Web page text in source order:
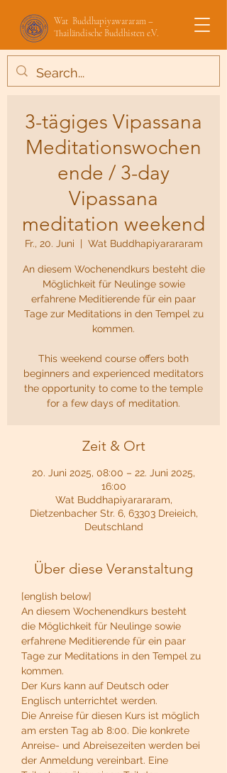
Wat Buddhapiyawararam –
Thailändische Buddhisten e.V.
3-tägiges Vipassana
Meditationswochen
ende / 3-day
Vipassana
meditation weekend
Fr., 20. Juni
  |
Wat Buddhapiyarararam
An diesem Wochenendkurs besteht die
Möglichkeit für Neulinge sowie
erfahrene Meditierende für ein paar
Tage zur Meditations in den Tempel zu
kommen.
This weekend course offers both
beginners and experienced meditators
the opportunity to come to the temple
for a few days of meditation.
Zeit & Ort
20. Juni 2025, 08:00 – 22. Juni 2025,
16:00
Wat Buddhapiyarararam,
Dietzenbacher Str. 6, 63303 Dreieich,
Deutschland
Über diese Veranstaltung
[english below]
An diesem Wochenendkurs besteht
die Möglichkeit für Neulinge sowie
erfahrene Meditierende für ein paar
Tage zur Meditations in den Tempel zu
kommen.
Der Kurs kann auf Deutsch oder
Englisch unterrichtet werden.
Die Anreise für diesen Kurs ist möglich
am ersten Tag ab 8:00. Die konkrete
Anreise- und Abreisezeiten werden bei
der Anmeldung vereinbart. Eine